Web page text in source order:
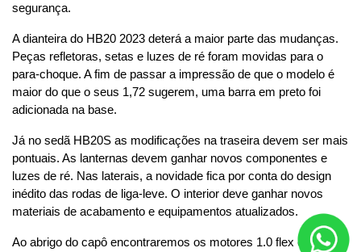
segurança.
A dianteira do HB20 2023 deterá a maior parte das mudanças.
Peças refletoras, setas e luzes de ré foram movidas para o
para-choque. A fim de passar a impressão de que o modelo é
maior do que o seus 1,72 sugerem, uma barra em preto foi
adicionada na base.
Já no sedã HB20S as modificações na traseira devem ser mais
pontuais. As lanternas devem ganhar novos componentes e
luzes de ré. Nas laterais, a novidade fica por conta do design
inédito das rodas de liga-leve. O interior deve ganhar novos
materiais de acabamento e equipamentos atualizados.
Ao abrigo do capô encontraremos os motores 1.0 flex e 1.0